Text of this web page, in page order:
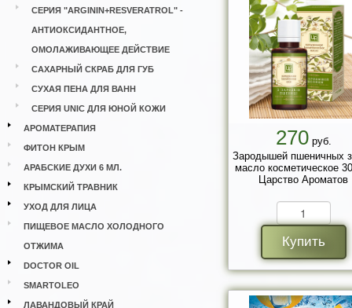
СЕРИЯ "ARGININ+RESVERATROL" -
АНТИОКСИДАНТНОЕ,
ОМОЛАЖИВАЮЩЕЕ ДЕЙСТВИЕ
САХАРНЫЙ СКРАБ ДЛЯ ГУБ
СУХАЯ ПЕНА ДЛЯ ВАНН
СЕРИЯ UNIC ДЛЯ ЮНОЙ КОЖИ
АРОМАТЕРАПИЯ
ФИТОН КРЫМ
АРАБСКИЕ ДУХИ 6 МЛ.
КРЫМСКИЙ ТРАВНИК
УХОД ДЛЯ ЛИЦА
ПИЩЕВОЕ МАСЛО ХОЛОДНОГО
ОТЖИМА
DOCTOR OIL
SMARTOLEO
ЛАВАНДОВЫЙ КРАЙ
270руб.
Зародышей пшеничных
масло косметическое
Царство Ароматов
Купить